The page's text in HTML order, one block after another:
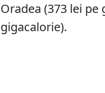
Oradea (373 lei pe
gigacalorie).